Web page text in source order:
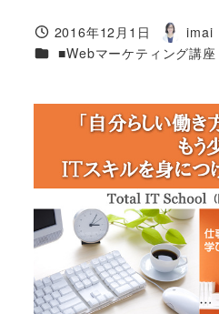
投稿日2016年12月1日
著
者
imai
カテゴリー
■Webマーケティング講座